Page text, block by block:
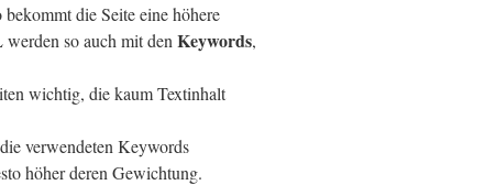
die Seite eine höhere
so auch mit den Keywords,
wichtig, die kaum Textinhalt
verwendeten Keywords
höher deren Gewichtung.